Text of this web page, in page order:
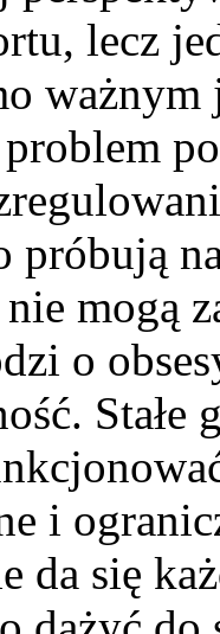
lecz
problem
próbują
mogą
o
Stałe
i
da się